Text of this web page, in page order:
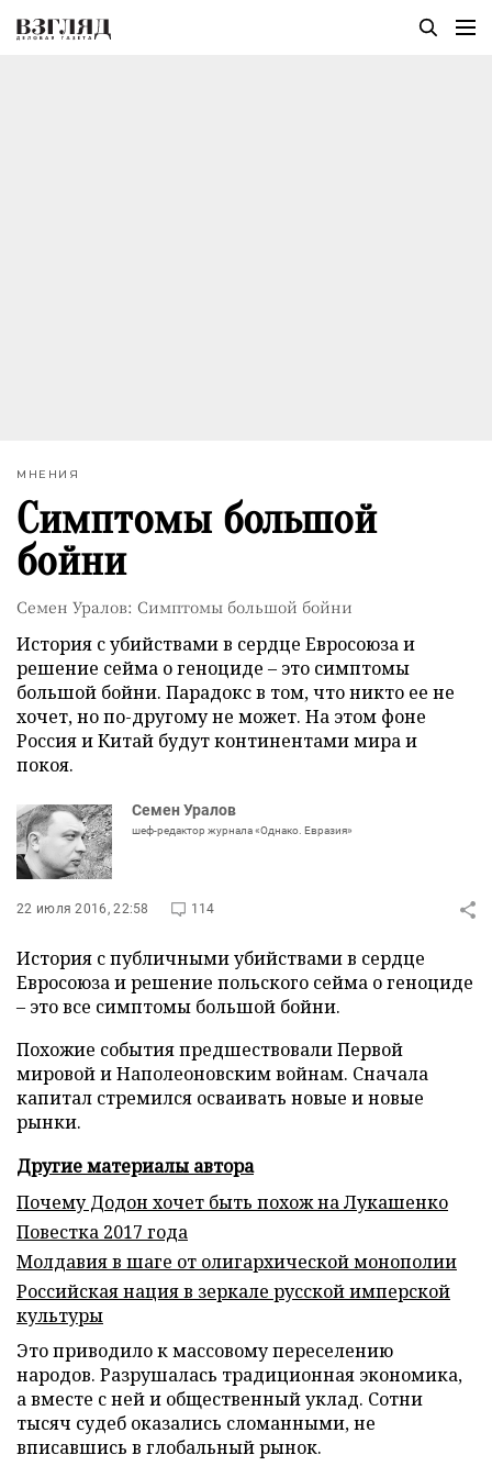
МНЕНИЯ
Симптомы большой
бойни
Семен Уралов: Симптомы большой бойни
История с убийствами в сердце Евросоюза и
решение сейма о геноциде – это симптомы
большой бойни. Парадокс в том, что никто ее не
хочет, но по-другому не может. На этом фоне
Россия и Китай будут континентами мира и
покоя.
Семен Уралов
шеф-редактор журнала «Однако. Евразия»
22 июля 2016, 22:58 114
История с публичными убийствами в сердце
Евросоюза и решение польского сейма о геноциде
– это все симптомы большой бойни.
Похожие события предшествовали Первой
мировой и Наполеоновским войнам. Сначала
капитал стремился осваивать новые и новые
рынки.
Другие материалы автора
Почему Додон хочет быть похож на Лукашенко
Повестка 2017 года
Молдавия в шаге от олигархической монополии
Российская нация в зеркале русской имперской
культуры
Это приводило к массовому переселению
народов. Разрушалась традиционная экономика,
а вместе с ней и общественный уклад. Сотни
тысяч судеб оказались сломанными, не
вписавшись в глобальный рынок.